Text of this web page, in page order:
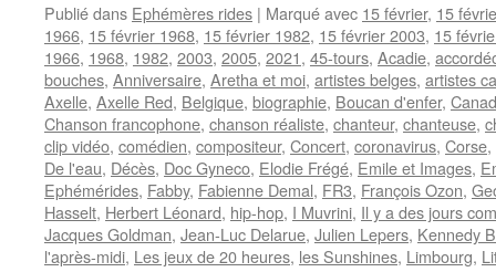
Publié dans Ephémères rides | Marqué avec 15 février, 15
1966, 15 février 1968, 15 février 1982, 15 février 2003, 15
1966, 1968, 1982, 2003, 2005, 2021, 45-tours, Acadie,
bouches, Anniversaire, Aretha et moi, artistes belges, artistes
Axelle, Axelle Red, Belgique, biographie, Boucan d'enfer,
Chanson francophone, chanson réaliste, chanteur, chanteuse,
clip vidéo, comédien, compositeur, Concert, coronavirus, Corse,
De l'eau, Décès, Doc Gyneco, Elodie Frégé, Emile et Images,
Ephémérides, Fabby, Fabienne Demal, FR3, François Ozon,
Hasselt, Herbert Léonard, hip-hop, I Muvrini, Il y a des jours
Jacques Goldman, Jean-Luc Delarue, Julien Lepers, Kennedy
l'après-midi, Les jeux de 20 heures, les Sunshines, Limbourg,